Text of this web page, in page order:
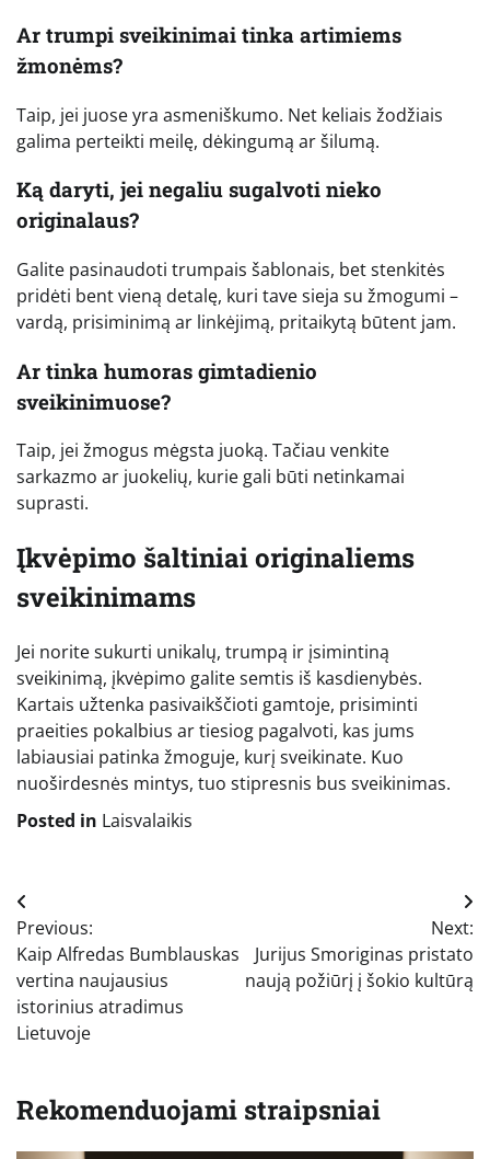
Ar trumpi sveikinimai tinka artimiems
žmonėms?
Taip, jei juose yra asmeniškumo. Net keliais žodžiais
galima perteikti meilę, dėkingumą ar šilumą.
Ką daryti, jei negaliu sugalvoti nieko
originalaus?
Galite pasinaudoti trumpais šablonais, bet stenkitės
pridėti bent vieną detalę, kuri tave sieja su žmogumi –
vardą, prisiminimą ar linkėjimą, pritaikytą būtent jam.
Ar tinka humoras gimtadienio
sveikinimuose?
Taip, jei žmogus mėgsta juoką. Tačiau venkite
sarkazmo ar juokelių, kurie gali būti netinkamai
suprasti.
Įkvėpimo šaltiniai originaliems
sveikinimams
Jei norite sukurti unikalų, trumpą ir įsimintiną
sveikinimą, įkvėpimo galite semtis iš kasdienybės.
Kartais užtenka pasivaikščioti gamtoje, prisiminti
praeities pokalbius ar tiesiog pagalvoti, kas jums
labiausiai patinka žmoguje, kurį sveikinate. Kuo
nuoširdesnės mintys, tuo stipresnis bus sveikinimas.
Posted in Laisvalaikis
Navigacija
tarp
įrašų
Previous:
Kaip Alfredas Bumblauskas
vertina naujausius
istorinius atradimus
Lietuvoje
Next:
Jurijus Smoriginas pristato
naują požiūrį į šokio kultūrą
Rekomenduojami straipsniai